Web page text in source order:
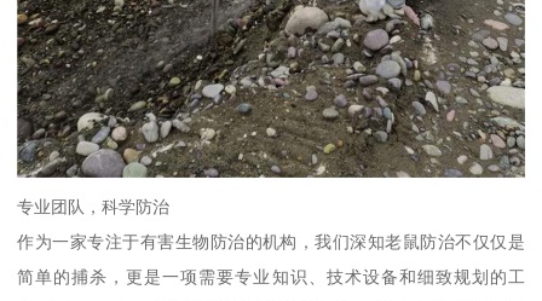
专业团队，科学防治
作为一家专注于有害生物防治的机构，我们深知老鼠防治不仅仅是
简单的捕杀，更是一项需要专业知识、技术设备和细致规划的工